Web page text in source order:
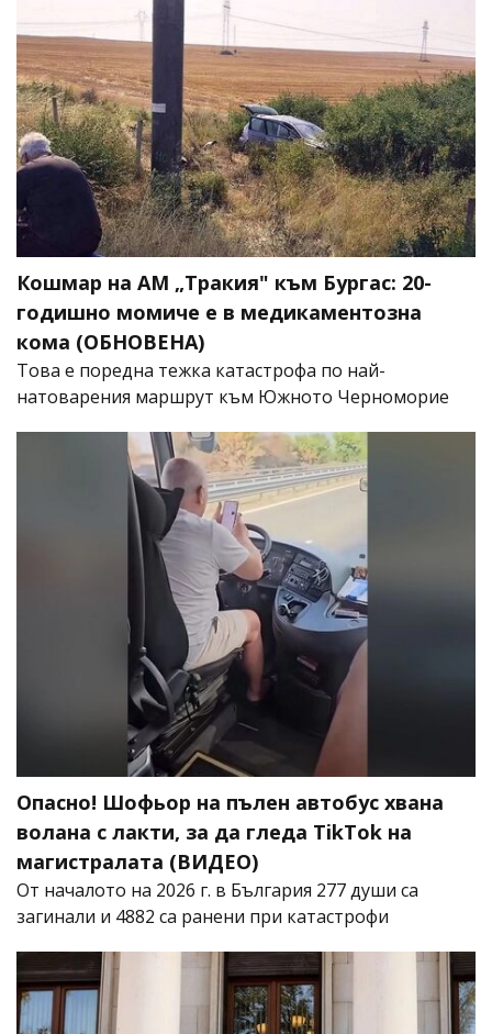
Кошмар на АМ „Тракия" към Бургас: 20-
годишно момиче е в медикаментозна
кома (ОБНОВЕНА)
Това е поредна тежка катастрофа по най-
натоварения маршрут към Южното Черноморие
Опасно! Шофьор на пълен автобус хвана
волана с лакти, за да гледа TikTok на
магистралата (ВИДЕО)
От началото на 2026 г. в България 277 души са
загинали и 4882 са ранени при катастрофи